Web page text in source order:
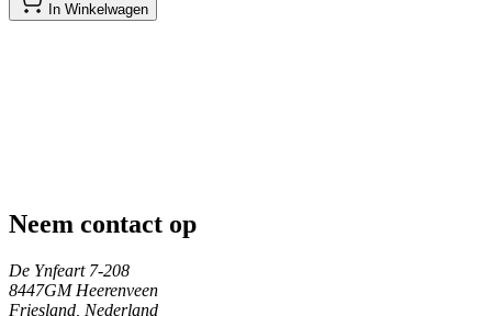
In Winkelwagen
Neem contact op
De Ynfeart 7-208
8447GM Heerenveen
Friesland, Nederland